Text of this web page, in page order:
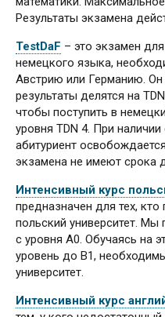
Результаты экзамена
TestDaF – это экзамен
немецкого языка,
Австрию или Германию. Он
результаты делятся на
чтобы поступить в
уровня TDN 4. При наличии
абитуриент
экзамена не имеют срока
Интенсивный курс
предназначен для тех, кто
польский университет. Мы
с уровня А0. Обучаясь на
уровень до B1,
университет.
Интенсивный курс